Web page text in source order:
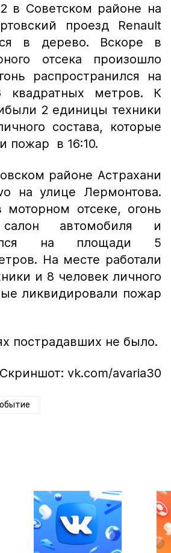
в Советском районе на
проезд Renault
в дерево. Вскоре в
отсека произошло
распространился на
квадратных метров. К
2 единицы техники
состава, которые
пожар в 16:10.
районе Астрахани
на улице Лермонтова.
отсеке, огонь
автомобиля и
на площади 5
На месте работали
и 8 человек личного
ликвидировали пожар
пострадавших не было.
Скриншот: vk.com/avaria30